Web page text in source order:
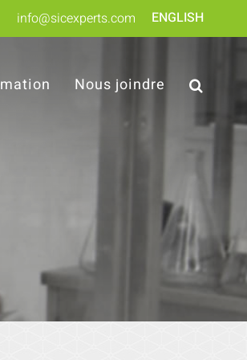
ENGLISH
info@sicexperts.com
Nous joindre